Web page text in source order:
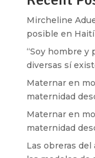
Mircheline
posible en Haití
“Soy hombre y
diversas sí
Maternar en
maternidad
Maternar en
maternidad
Las obreras